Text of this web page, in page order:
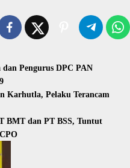
Pengurus DPC PAN
Karhutla, Pelaku Terancam
BMT dan PT BSS, Tuntut